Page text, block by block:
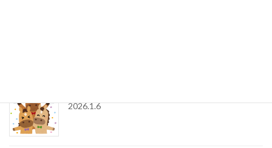
2026.1.6